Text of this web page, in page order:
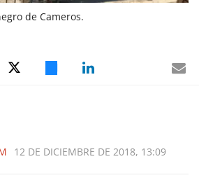
de Cameros.
12 DE DICIEMBRE DE 2018, 13:09